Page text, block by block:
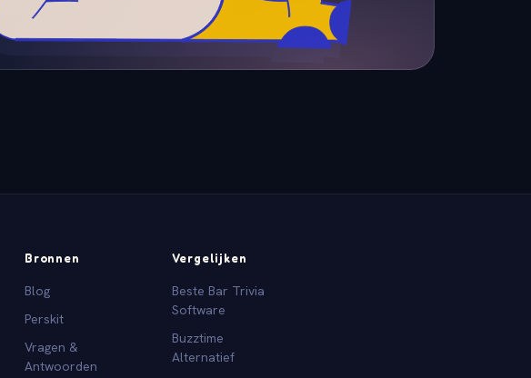
Bronnen
Blog
Perskit
Vragen &
Antwoorden
Vergelijken
Beste Bar Trivia
Software
Buzztime
Alternatief